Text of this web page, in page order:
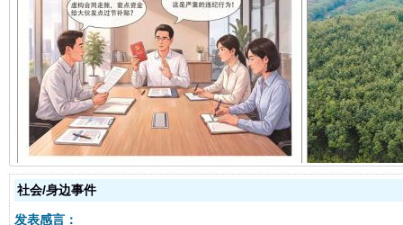
揭开“小金库”的免责幌子
社会/身边事件
发表感言：